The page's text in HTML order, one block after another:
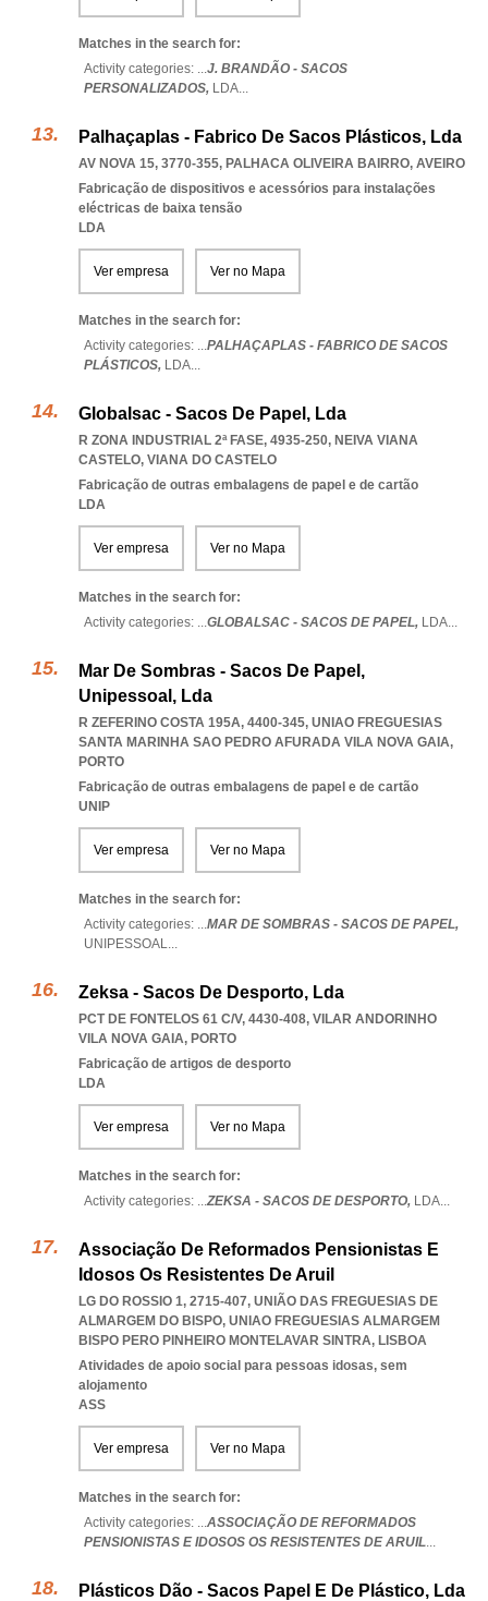
Matches in the search for:
Activity categories: ...J. BRANDÃO - SACOS
PERSONALIZADOS, LDA...
Palhaçaplas - Fabrico De Sacos Plásticos, Lda
AV NOVA 15, 3770-355, PALHACA OLIVEIRA BAIRRO, AVEIRO
Fabricação de dispositivos e acessórios para instalações
eléctricas de baixa tensão
LDA
Ver empresa Ver no Mapa
Matches in the search for:
Activity categories: ...PALHAÇAPLAS - FABRICO DE SACOS
PLÁSTICOS, LDA...
Globalsac - Sacos De Papel, Lda
R ZONA INDUSTRIAL 2ª FASE, 4935-250, NEIVA VIANA
CASTELO, VIANA DO CASTELO
Fabricação de outras embalagens de papel e de cartão
LDA
Ver empresa Ver no Mapa
Matches in the search for:
Activity categories: ...GLOBALSAC - SACOS DE PAPEL, LDA...
Mar De Sombras - Sacos De Papel,
Unipessoal, Lda
R ZEFERINO COSTA 195A, 4400-345, UNIAO FREGUESIAS
SANTA MARINHA SAO PEDRO AFURADA VILA NOVA GAIA,
PORTO
Fabricação de outras embalagens de papel e de cartão
UNIP
Ver empresa Ver no Mapa
Matches in the search for:
Activity categories: ...MAR DE SOMBRAS - SACOS DE PAPEL,
UNIPESSOAL...
Zeksa - Sacos De Desporto, Lda
PCT DE FONTELOS 61 C/V, 4430-408, VILAR ANDORINHO
VILA NOVA GAIA, PORTO
Fabricação de artigos de desporto
LDA
Ver empresa Ver no Mapa
Matches in the search for:
Activity categories: ...ZEKSA - SACOS DE DESPORTO, LDA...
Associação De Reformados Pensionistas E
Idosos Os Resistentes De Aruil
LG DO ROSSIO 1, 2715-407, UNIÃO DAS FREGUESIAS DE
ALMARGEM DO BISPO, UNIAO FREGUESIAS ALMARGEM
BISPO PERO PINHEIRO MONTELAVAR SINTRA, LISBOA
Atividades de apoio social para pessoas idosas, sem
alojamento
ASS
Ver empresa Ver no Mapa
Matches in the search for:
Activity categories: ...ASSOCIAÇÃO DE REFORMADOS
PENSIONISTAS E IDOSOS OS RESISTENTES DE ARUIL...
Plásticos Dão - Sacos Papel E De Plástico, Lda